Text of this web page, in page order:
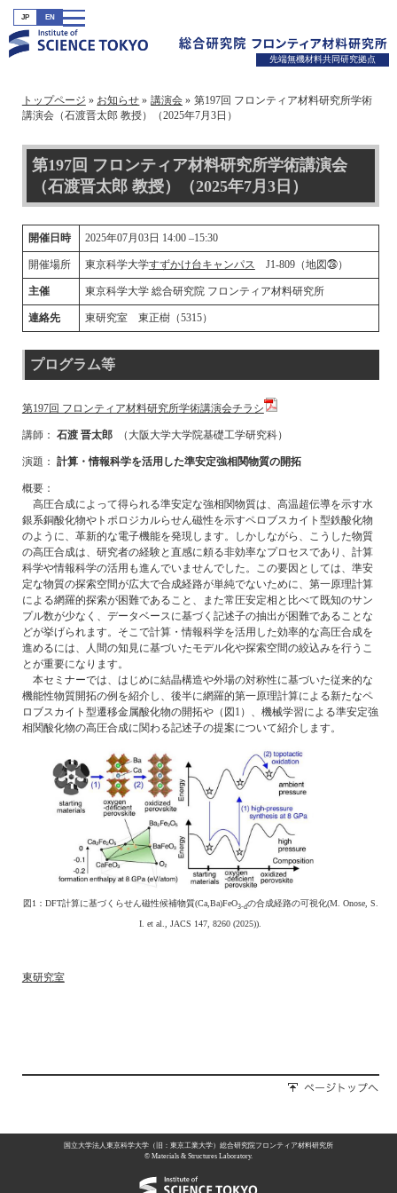
JP EN
先端無機材料共同研究拠点
トップページ お知らせ 講演会
第197回 フロンティア材料研究所学術
講演会（石渡晋太郎 教授）（2025年7月3日）
第197回 フロンティア材料研究所学術講演会
（石渡晋太郎 教授）（2025年7月3日）
開催日時 2025年07月03日 14:00 –15:30
開催場所 東京科学大学すずかけ台キャンパス J1-809（地図㉘）
主催 東京科学大学 総合研究院 フロンティア材料研究所
連絡先 東研究室 東正樹（5315）
プログラム等
第197回 フロンティア材料研究所学術講演会チラシ
講師： 石渡 晋太郎 （大阪大学大学院基礎工学研究科）
演題： 計算・情報科学を活用した準安定強相関物質の開拓
概要：
高圧合成によって得られる準安定な強相関物質は、高温超伝導を示す水
銀系銅酸化物やトポロジカルらせん磁性を示すペロブスカイト型鉄酸化物
のように、革新的な電子機能を発現します。しかしながら、こうした物質
の高圧合成は、研究者の経験と直感に頼る非効率なプロセスであり、計算
科学や情報科学の活用も進んでいませんでした。この要因としては、準安
定な物質の探索空間が広大で合成経路が単純でないために、第一原理計算
による網羅的探索が困難であること、また常圧安定相と比べて既知のサン
プル数が少なく、データベースに基づく記述子の抽出が困難であることな
どが挙げられます。そこで計算・情報科学を活用した効率的な高圧合成を
進めるには、人間の知見に基づいたモデル化や探索空間の絞込みを行うこ
とが重要になります。
本セミナーでは、はじめに結晶構造や外場の対称性に基づいた従来的な
機能性物質開拓の例を紹介し、後半に網羅的第一原理計算による新たなペ
ロブスカイト型遷移金属酸化物の開拓や（図1）、機械学習による準安定強
相関酸化物の高圧合成に関わる記述子の提案について紹介します。
図1：DFT計算に基づくらせん磁性候補物質(Ca,Ba)FeO3-dの合成経路の可視化(M. Onose, S.
I. et al., JACS 147, 8260 (2025)).
東研究室
国立大学法人東京科学大学（旧：東京工業大学）総合研究院フロンティア材料研究所
© Materials & Structures Laboratory.